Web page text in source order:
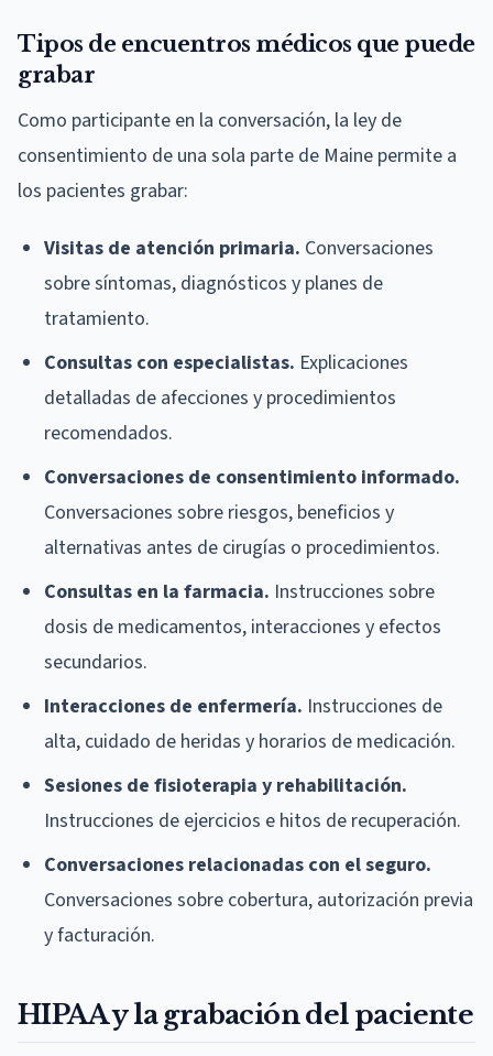
Tipos de encuentros médicos que puede
grabar
Como participante en la conversación, la ley de
consentimiento de una sola parte de Maine permite a
los pacientes grabar:
Visitas de atención primaria. Conversaciones
sobre síntomas, diagnósticos y planes de
tratamiento.
Consultas con especialistas. Explicaciones
detalladas de afecciones y procedimientos
recomendados.
Conversaciones de consentimiento informado.
Conversaciones sobre riesgos, beneficios y
alternativas antes de cirugías o procedimientos.
Consultas en la farmacia. Instrucciones sobre
dosis de medicamentos, interacciones y efectos
secundarios.
Interacciones de enfermería. Instrucciones de
alta, cuidado de heridas y horarios de medicación.
Sesiones de fisioterapia y rehabilitación.
Instrucciones de ejercicios e hitos de recuperación.
Conversaciones relacionadas con el seguro.
Conversaciones sobre cobertura, autorización previa
y facturación.
HIPAA y la grabación del paciente